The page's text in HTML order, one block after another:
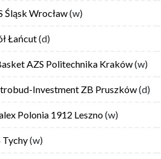
Śląsk Wrocław(w)
Łańcut(d)
AZS Politechnika Kraków(w)
Investment ZB Pruszków(d)
Polonia 1912 Leszno(w)
Tychy(w)
Śląsk Wrocław(w)
Łańcut(d)
AZS Politechnika Kraków(w)
Investment ZB Pruszków(d)
Polonia 1912 Leszno(w)
Tychy(w)